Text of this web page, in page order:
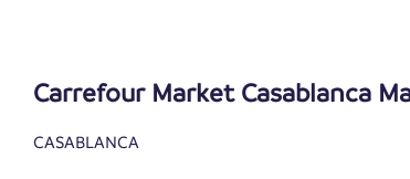
Carrefour Market Casablanca
CASABLANCA